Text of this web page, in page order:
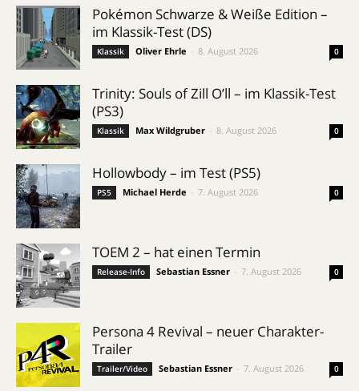
Pokémon Schwarze & Weiße Edition –
im Klassik-Test (DS)
Klassik Oliver Ehrle 8. August 2026 0
Trinity: Souls of Zill O’ll – im Klassik-Test
(PS3)
Klassik Max Wildgruber 8. August 2026 0
Hollowbody – im Test (PS5)
PS5 Michael Herde 7. August 2026 0
TOEM 2 – hat einen Termin
Release-Info Sebastian Essner 7. August 2026 0
Persona 4 Revival – neuer Charakter-
Trailer
Trailer/Video Sebastian Essner 7. August 2026 0